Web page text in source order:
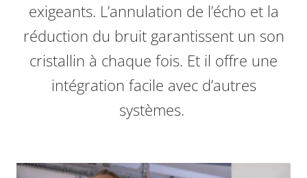
exigeants. L’annulation de l’écho et la
réduction du bruit garantissent un son
cristallin à chaque fois. Et il offre une
intégration facile avec d’autres
systèmes.